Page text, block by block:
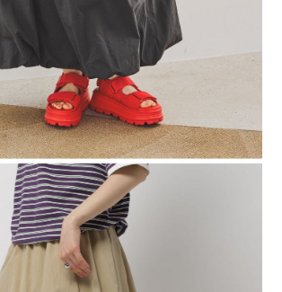
有限公司。
事宜，請瀏覽以下網址：
https://aftee.tw/terms/#terms3
事先徵得法定代理人或監護人之同意方可使用
若未經同意申辦者引起之損失，本公司不負相關責
後付」時，將依據個別帳號之用戶狀況，依本公司即
額度；若仍有額度不足之情形，本公司將視審查結果
。
帳號或使用他人資訊註冊。若發現惡意使用之情形，
將有權停止該用戶之使用額度並採取法律行動。